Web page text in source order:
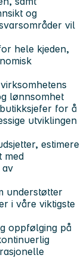
og
vil
hele kjeden,
lønnsomhet
for å
utviklingen
estimere
med
av
understøtter
i våre viktigste
oppfølging på